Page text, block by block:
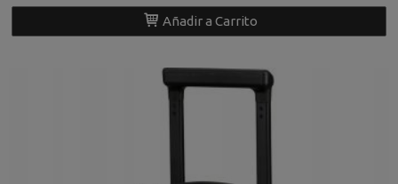
Añadir a Carrito